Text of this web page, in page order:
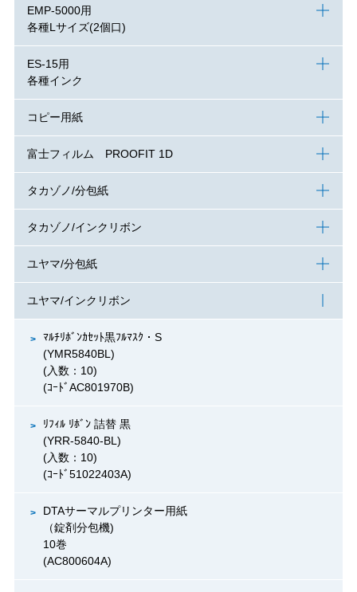
EMP-5000用
各種Lサイズ(2個口)
ES-15用
各種インク
コピー用紙
富士フィルム PROOFIT 1D
タカゾノ/分包紙
タカゾノ/インクリボン
ユヤマ/分包紙
ユヤマ/インクリボン
ﾏﾙﾁﾘﾎﾞﾝｶｾｯﾄ黒ﾌﾙﾏｽｸ・S
(YMR5840BL)
(入数：10)
(ｺｰﾄﾞAC801970B)
ﾘﾌｨﾙ ﾘﾎﾞﾝ 詰替 黒
(YRR-5840-BL)
(入数：10)
(ｺｰﾄﾞ51022403A)
DTAサーマルプリンター用紙
（錠剤分包機)
10巻
(AC800604A)